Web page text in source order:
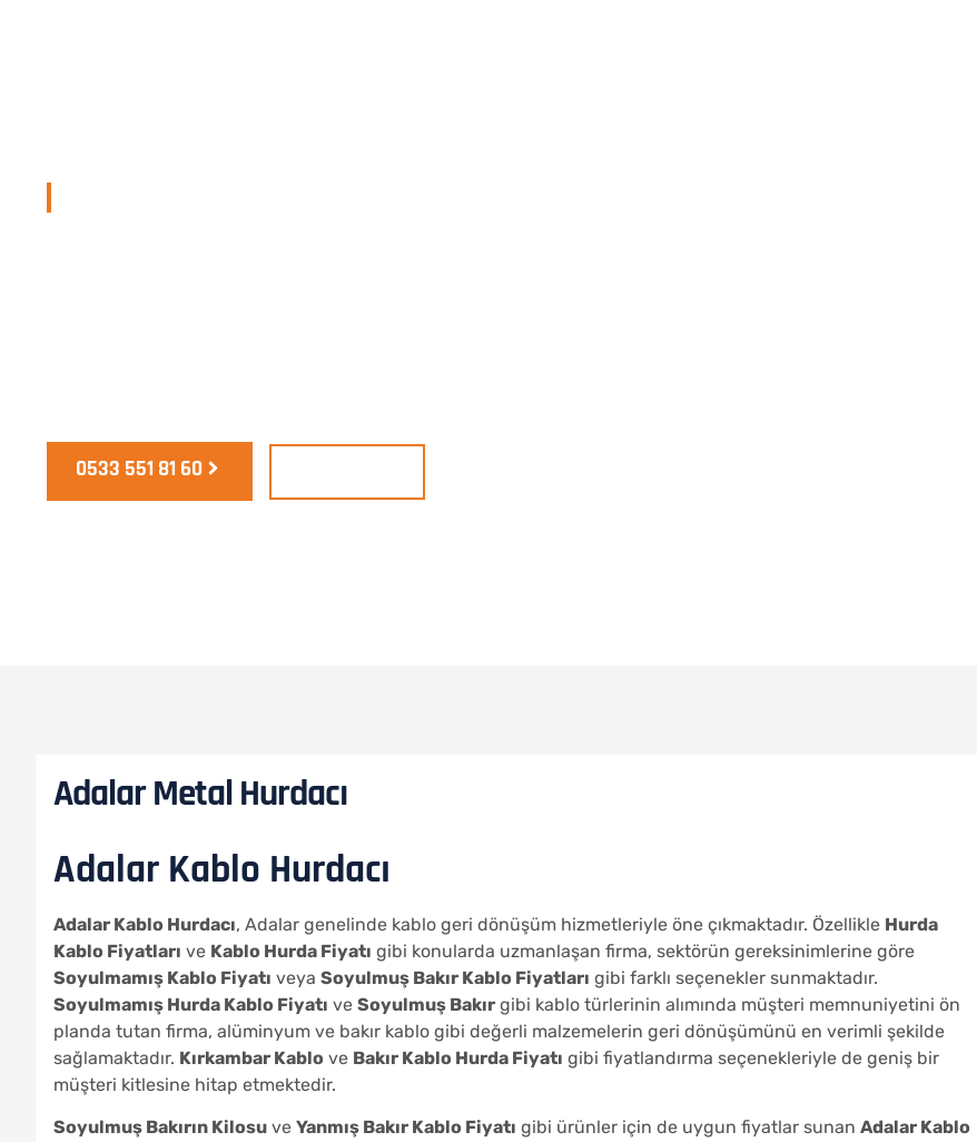
0533 551 81 60
Adalar Metal Hurdacı
Adalar Kablo Hurdacı
Adalar Kablo Hurdacı, Adalar genelinde kablo geri dönüşüm hizmetleriyle öne çıkmaktadır. Özellikle Hurda
Kablo Fiyatları ve Kablo Hurda Fiyatı gibi konularda uzmanlaşan firma, sektörün gereksinimlerine göre
Soyulmamış Kablo Fiyatı veya Soyulmuş Bakır Kablo Fiyatları gibi farklı seçenekler sunmaktadır.
Soyulmamış Hurda Kablo Fiyatı ve Soyulmuş Bakır gibi kablo türlerinin alımında müşteri memnuniyetini ön
planda tutan firma, alüminyum ve bakır kablo gibi değerli malzemelerin geri dönüşümünü en verimli şekilde
sağlamaktadır. Kırkambar Kablo ve Bakır Kablo Hurda Fiyatı gibi fiyatlandırma seçenekleriyle de geniş bir
müşteri kitlesine hitap etmektedir.
Soyulmuş Bakırın Kilosu ve Yanmış Bakır Kablo Fiyatı gibi ürünler için de uygun fiyatlar sunan Adalar Kablo